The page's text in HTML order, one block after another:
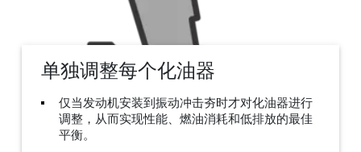
单独调整每个化油器
仅当发动机安装到振动冲击夯时才对化油器进行
调整，从而实现性能、燃油消耗和低排放的最佳
平衡。